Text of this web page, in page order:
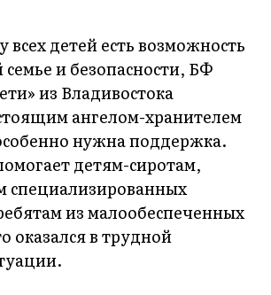
всех детей есть возможность
семье и безопасности, БФ
из Владивостока
ангелом-хранителем
нужна поддержка.
детям-сиротам,
специализированных
из малообеспеченных
оказался в трудной